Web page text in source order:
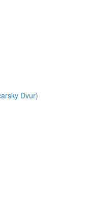
Dvur)